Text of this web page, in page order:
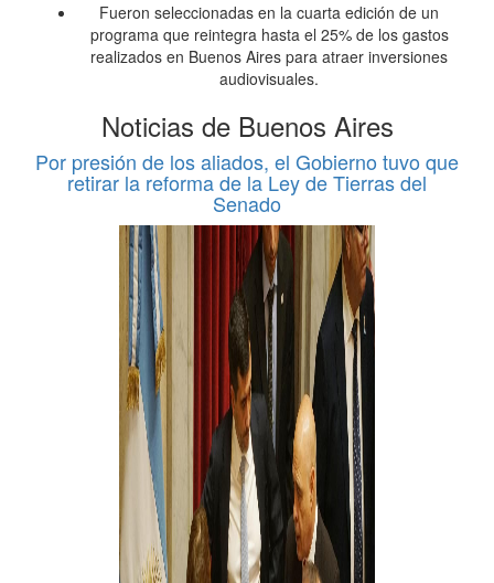
Fueron seleccionadas en la cuarta edición de un
programa que reintegra hasta el 25% de los gastos
realizados en Buenos Aires para atraer inversiones
audiovisuales.
Noticias de Buenos Aires
Por presión de los aliados, el Gobierno tuvo que
retirar la reforma de la Ley de Tierras del
Senado